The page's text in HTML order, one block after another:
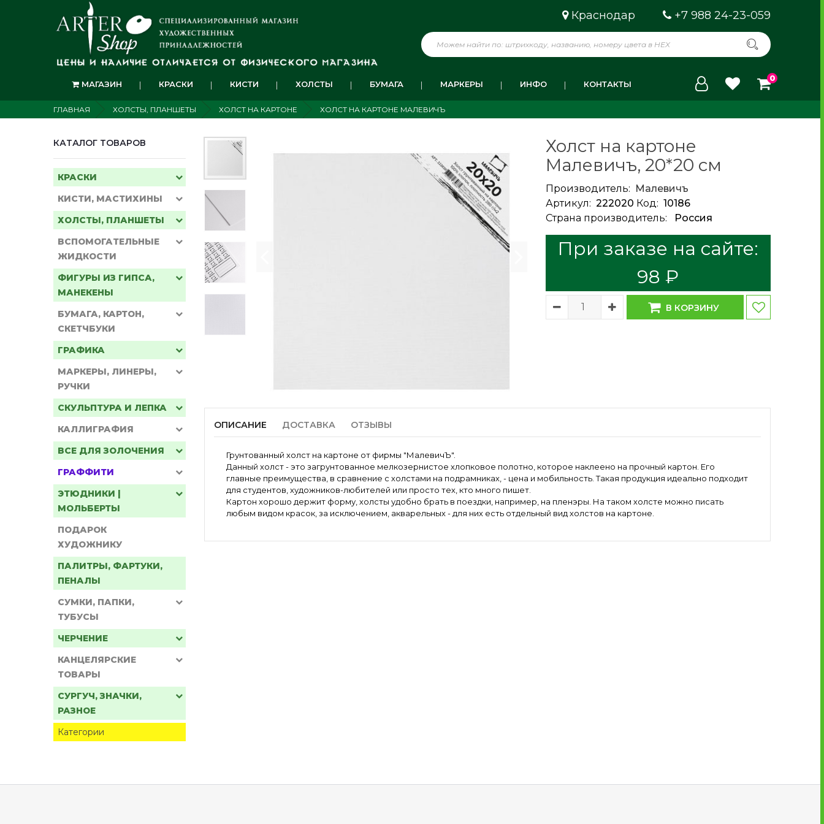
Краснодар +7 988 24-23-059
МАГАЗИН КРАСКИ КИСТИ ХОЛСТЫ БУМАГА МАРКЕРЫ ИНФО КОНТАКТЫ
0
ГЛАВНАЯ ХОЛСТЫ, ПЛАНШЕТЫ ХОЛСТ НА КАРТОНЕ ХОЛСТ НА КАРТОНЕ МАЛЕВИЧЪ
КАТАЛОГ ТОВАРОВ
КРАСКИ
КИСТИ, МАСТИХИНЫ
ХОЛСТЫ, ПЛАНШЕТЫ
ВСПОМОГАТЕЛЬНЫЕ
ЖИДКОСТИ
ФИГУРЫ ИЗ ГИПСА,
МАНЕКЕНЫ
БУМАГА, КАРТОН,
СКЕТЧБУКИ
ГРАФИКА
МАРКЕРЫ, ЛИНЕРЫ,
РУЧКИ
СКУЛЬПТУРА И ЛЕПКА
КАЛЛИГРАФИЯ
ВСЕ ДЛЯ ЗОЛОЧЕНИЯ
ГРАФФИТИ
ЭТЮДНИКИ |
МОЛЬБЕРТЫ
ПОДАРОК
ХУДОЖНИКУ
ПАЛИТРЫ, ФАРТУКИ,
ПЕНАЛЫ
СУМКИ, ПАПКИ,
ТУБУСЫ
ЧЕРЧЕНИЕ
КАНЦЕЛЯРСКИЕ
ТОВАРЫ
СУРГУЧ, ЗНАЧКИ,
РАЗНОЕ
Категории
Холст на картоне
Малевичъ, 20*20 см
Производитель: Малевичъ
Артикул: 222020 Код: 10186
Страна производитель:
Россия
При заказе на сайте:
98 ₽
В КОРЗИНУ
ОПИСАНИЕ ДОСТАВКА ОТЗЫВЫ
Грунтованный холст на картоне от фирмы "МалевичЪ".
Данный холст - это загрунтованное мелкозернистое хлопковое полотно, которое наклеено на прочный картон. Его
главные преимущества, в сравнение с холстами на подрамниках, - цена и мобильность. Такая продукция идеально подходит
для студентов, художников-любителей или просто тех, кто много пишет.
Картон хорошо держит форму, холсты удобно брать в поездки, например, на пленэры. На таком холсте можно писать
любым видом красок, за исключением, акварельных - для них есть отдельный вид холстов на картоне.